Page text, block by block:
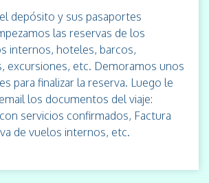
depósito y sus pasaportes
las reservas de los
internos, hoteles, barcos,
excursiones, etc. Demoramos unos
para finalizar la reserva. Luego le
los documentos del viaje:
servicios confirmados, Factura
de vuelos internos, etc.